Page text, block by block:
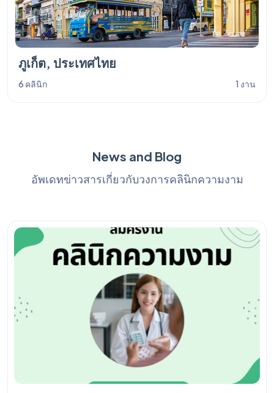
ภูเก็ต, ประเทศไทย
6 คลินิก 1 งาน
News and Blog
อัพเดทข่าวสารเกี่ยวกับวงการคลินิกความงาม